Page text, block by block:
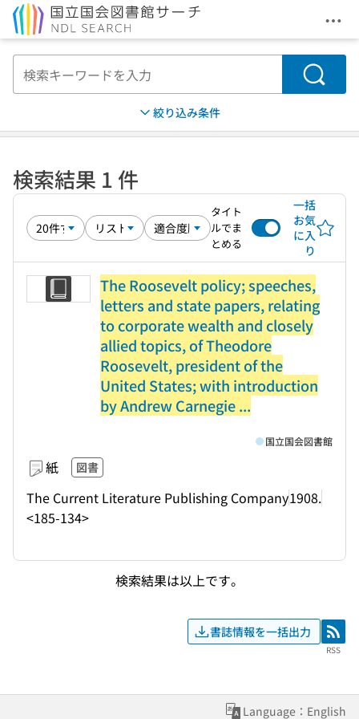
メ
検索
絞り込み条件
検索結果 1 件
タイト
ルでま
とめる
一括
お気
に入
り
The Roosevelt policy; speeches,
letters and state papers, relating
to corporate wealth and closely
allied topics, of Theodore
Roosevelt, president of the
United States; with introduction
by Andrew Carnegie ...
紙 図書
The Current Literature Publishing Company1908.
<185-134>
国立国会図書館
検索結果は以上です。
書誌情報を一括出力 RSS
RSS
Language：English